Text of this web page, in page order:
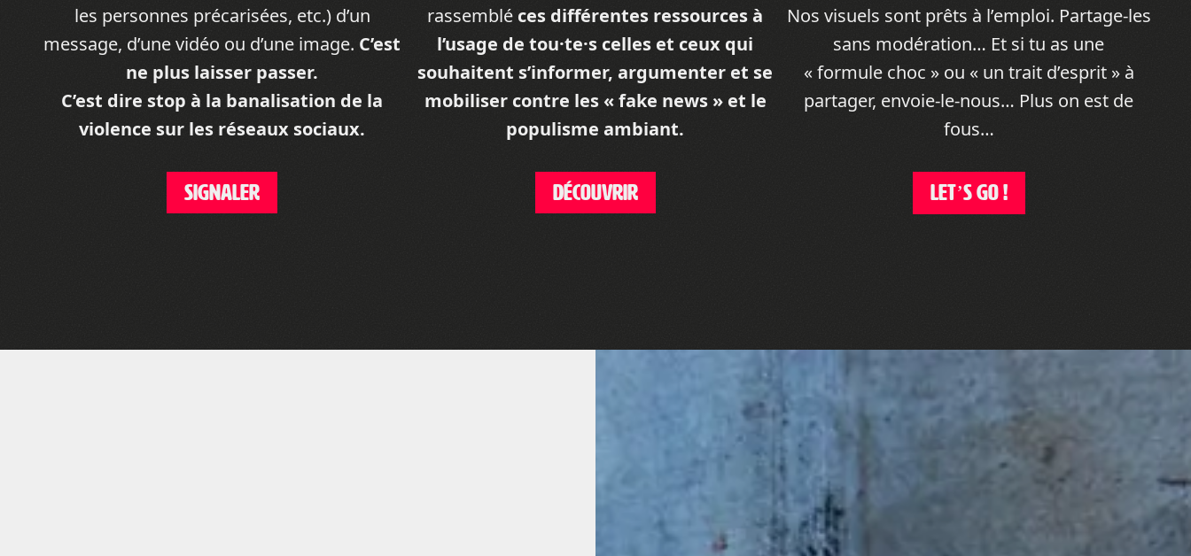
les personnes précarisées, etc.) d’un
message, d’une vidéo ou d’une image. C’est
ne plus laisser passer.
C’est dire stop à la banalisation de la
violence sur les réseaux sociaux.
SIGNALER
rassemblé ces différentes ressources à
l’usage de tou·te·s celles et ceux qui
souhaitent s’informer, argumenter et se
mobiliser contre les « fake news » et le
populisme ambiant.
DÉCOUVRIR
Nos visuels sont prêts à l’emploi. Partage-les
sans modération… Et si tu as une
« formule choc » ou « un trait d’esprit » à
partager, envoie-le-nous… Plus on est de
fous…
LET’S GO !